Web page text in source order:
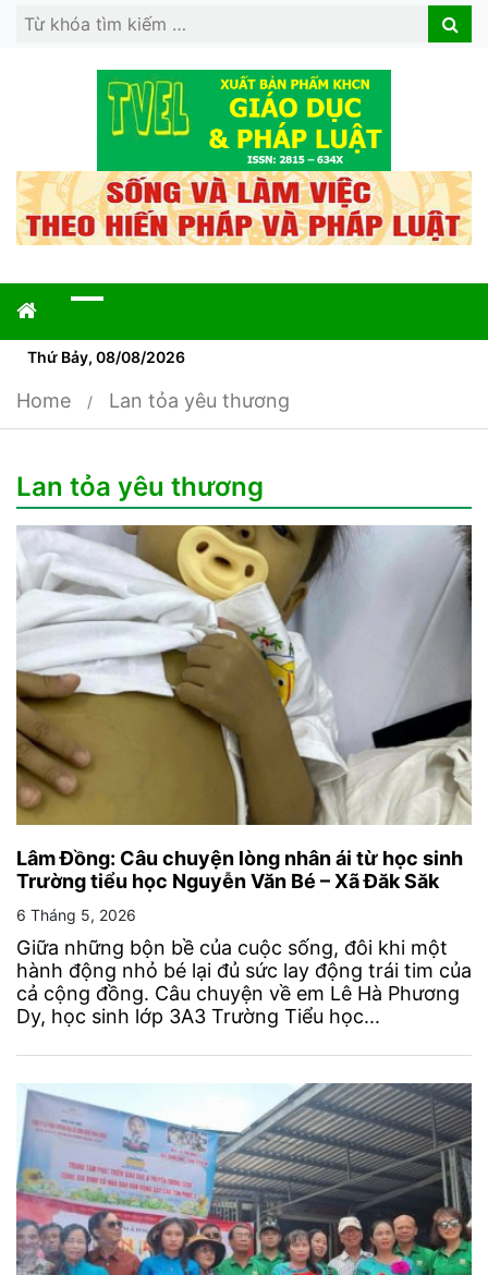
Search
Search
Thứ Bảy, 08/08/2026
Home Lan tỏa yêu thương
Lan tỏa yêu thương
Lâm Đồng: Câu chuyện lòng nhân ái từ học sinh
Trường tiểu học Nguyễn Văn Bé – Xã Đăk Săk
6 Tháng 5, 2026
Giữa những bộn bề của cuộc sống, đôi khi một
hành động nhỏ bé lại đủ sức lay động trái tim của
cả cộng đồng. Câu chuyện về em Lê Hà Phương
Dy, học sinh lớp 3A3 Trường Tiểu học...